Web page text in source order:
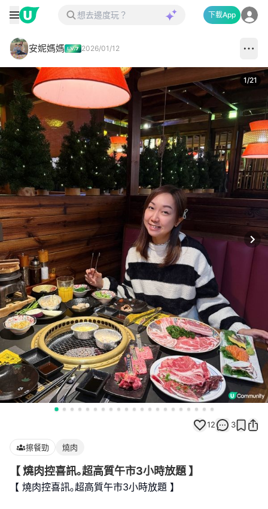
下載App
安妮媽媽 2026/01/12
1/21
12 3
擦餐勁 燒肉
【 燒肉控喜訊｡超高質午市3小時放題 】
【 燒肉控喜訊｡超高質午市3小時放題 】